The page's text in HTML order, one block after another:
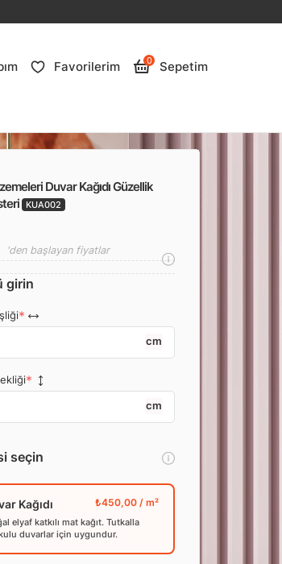
Favorilerim 0 Sepetim
Duvar Kağıdı Güzellik
KUA002
'den başlayan fiyatlar
girin
cm
cm
seçin
Kağıdı
elyaf katkılı mat kağıt. Tutkalla
duvarlar için uygundur.